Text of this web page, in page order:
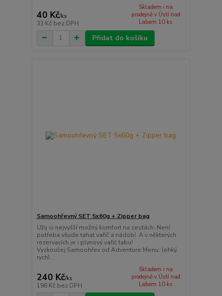
40 Kč/ks
33 Kč bez DPH
Skladem i na
prodejně v Ústí nad
Labem 10 ks
Přidat do košíku
Samoohřevný SET 5x60g + Zipper bag
Užij si nejvyšší možný komfort na cestách. Není
potřeba všude tahat vařič a nádobí. A v některých
rezervacích je i plynový vařič tabu!
Vyzkoušej Samoohřev od Adventure Menu. lehký,
rychl...
240 Kč/ks
198 Kč bez DPH
Skladem i na
prodejně v Ústí nad
Labem 10 ks